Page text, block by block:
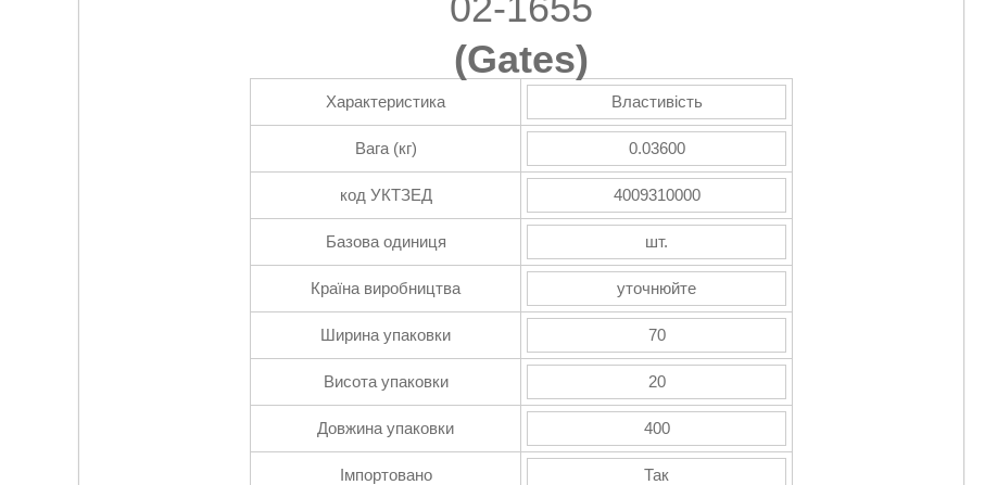
(Gates)
Характеристика Властивість
Вага (кг) 0.03600
код УКТЗЕД 4009310000
Базова одиниця шт.
Країна виробництва уточнюйте
Ширина упаковки 70
Висота упаковки 20
Довжина упаковки 400
Імпортовано Так